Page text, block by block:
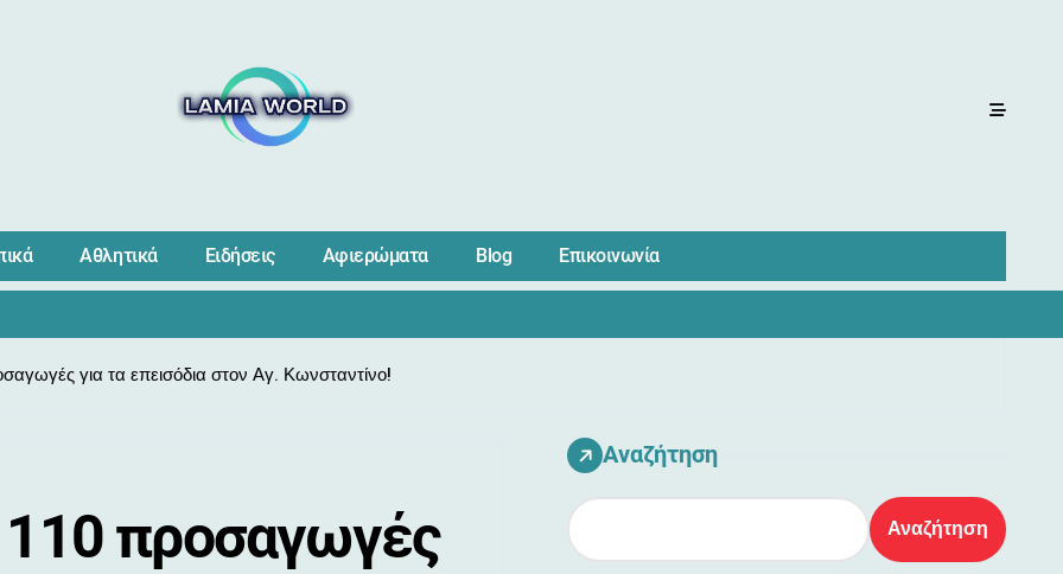
Αθλητικά Ειδήσεις Αφιερώματα Blog Επικοινωνία
για τα επεισόδια στον Αγ. Κωνσταντίνο!
110 προσαγωγές
Αναζήτηση
Αναζήτηση